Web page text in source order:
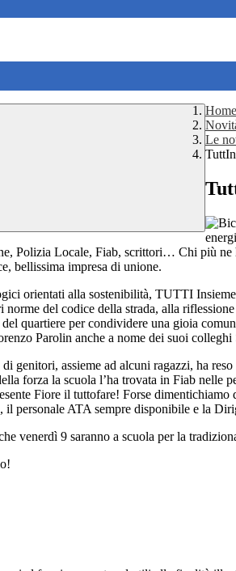
Home
Le
Polizia Locale, Fiab, scrittori… Chi più
bellissima impresa di unione.
orientati alla sostenibilità, TUTTI
del codice della strada, alla
quartiere per condividere una gioia
Parolin anche a nome dei suoi
assieme ad alcuni ragazzi, ha
forza la scuola l’ha trovata in Fiab
Fiore il tuttofare! Forse dimentichiamo
personale ATA sempre disponibile e la
venerdì 9 saranno a scuola per la